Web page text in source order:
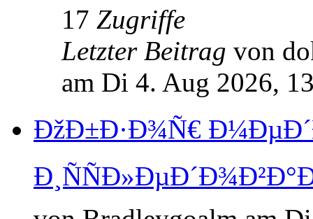
17 Zugriffe
Letzter Beitrag von
am Di 4. Aug 2026,
ÐžÐ±Ð·Ð¾Ñ€